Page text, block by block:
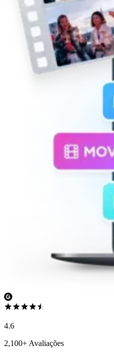
4.6
2,100+ Avaliações